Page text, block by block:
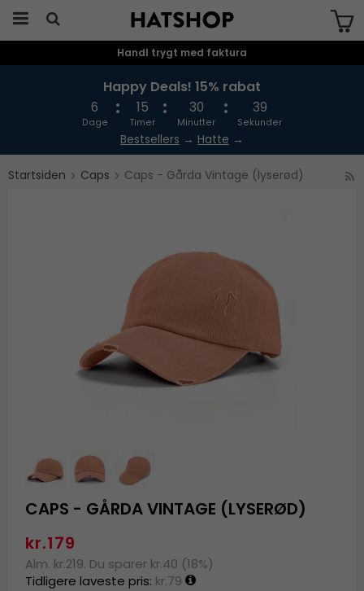
Produktet er blevet tilføjet til din
Handl trygt med faktura
Happy Deals! 15% rabat
6
Dage
15
Timer
30
Minutter
39
Sekunder
Bestsellers → Hatte →
Startsiden Caps Caps - Gårda Vintage (lyserød)
CAPS - GÅRDA VINTAGE (LYSERØD)
kr.179
Alm. kr.219. Du sparer kr.40 (18%)
Tidligere laveste pris: kr.79